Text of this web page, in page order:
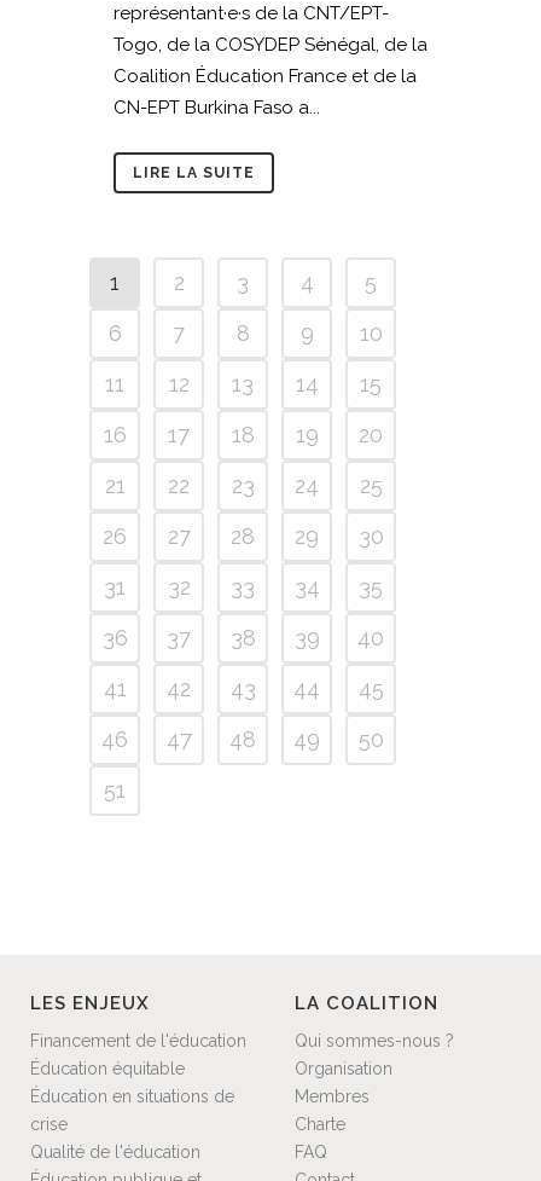
représentant·e·s de la CNT/EPT-
Togo, de la COSYDEP Sénégal, de la
Coalition Éducation France et de la
CN-EPT Burkina Faso a...
LIRE LA SUITE
1 2 3 4
5
6
7 8 9
10
11
12 13 14
15
16
17 18 19
20
21
22 23 24
25
26
27 28 29
30
31
32 33 34
35
36
37 38 39
40
41
42 43 44
45
46
47 48 49
50
51
LES ENJEUX
Financement de l'éducation
Éducation équitable
Éducation en situations de
crise
Qualité de l'éducation
LA COALITION
Qui sommes-nous ?
Organisation
Membres
Charte
FAQ